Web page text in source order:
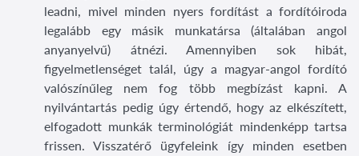
leadni, mivel minden nyers fordítást a fordítóiroda
legalább egy másik munkatársa (általában angol
anyanyelvű) átnézi. Amennyiben sok hibát,
figyelmetlenséget talál, úgy a magyar-angol fordító
valószínűleg nem fog több megbízást kapni. A
nyilvántartás pedig úgy értendő, hogy az elkészített,
elfogadott munkák terminológiát mindenképp tartsa
frissen. Visszatérő ügyfeleink így minden esetben